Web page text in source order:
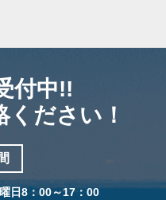
付中!!
ださい！
日8：00～17：00